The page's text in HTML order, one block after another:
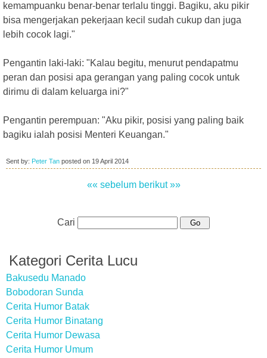
kemampuanku benar-benar terlalu tinggi. Bagiku, aku pikir
bisa mengerjakan pekerjaan kecil sudah cukup dan juga
lebih cocok lagi."
Pengantin laki-laki: "Kalau begitu, menurut pendapatmu
peran dan posisi apa gerangan yang paling cocok untuk
dirimu di dalam keluarga ini?"
Pengantin perempuan: "Aku pikir, posisi yang paling baik
bagiku ialah posisi Menteri Keuangan."
Sent by: Peter Tan posted on 19 April 2014
«« sebelum berikut »»
Cari
Kategori Cerita Lucu
Bakusedu Manado
Bobodoran Sunda
Cerita Humor Batak
Cerita Humor Binatang
Cerita Humor Dewasa
Cerita Humor Umum